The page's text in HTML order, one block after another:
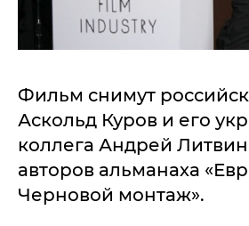
Фильм снимут
Аскольд Куров и его
коллега Андрей
авторов альманаха
Черновой монтаж».